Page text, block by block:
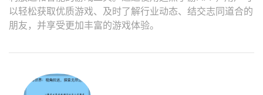
以轻松获取优质游戏、及时了解行业动态、结交志同道合的
朋友，并享受更加丰富的游戏体验。